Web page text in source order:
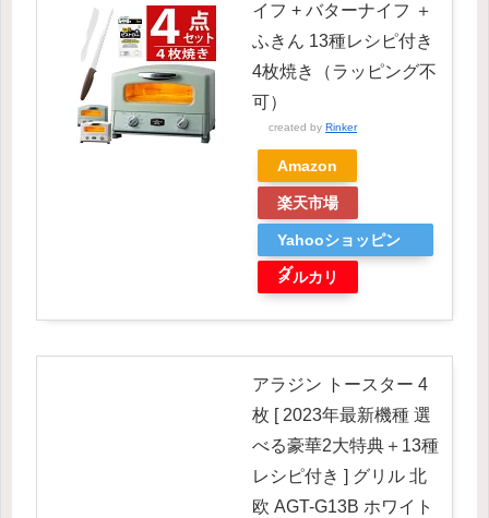
イフ + バターナイフ ＋
ふきん 13種レシピ付き
4枚焼き（ラッピング不
可）
created by Rinker
Amazon
楽天市場
Yahooショッピン
グ
メルカリ
アラジン トースター 4
枚 [ 2023年最新機種 選
べる豪華2大特典＋13種
レシピ付き ] グリル 北
欧 AGT-G13B ホワイト